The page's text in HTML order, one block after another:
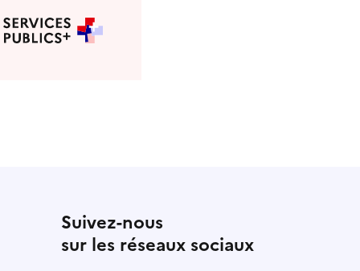
Suivez-nous
sur les réseaux sociaux